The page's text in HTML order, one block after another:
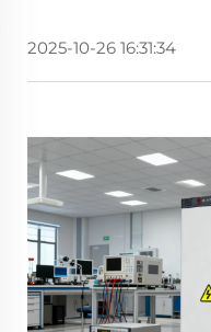
2025-10-26 16:31:34